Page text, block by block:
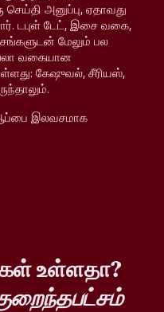
அனுப்பு, ஏதாவது
டபுள் டேட், இசை வகை,
மேலும் பல
வகையான
கேஷுவல், சீரியஸ்,
இலவசமாக
உள்ளதா?